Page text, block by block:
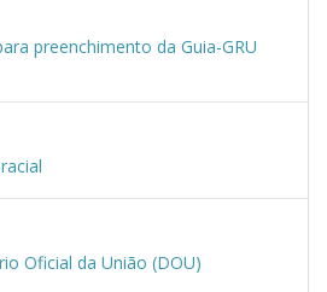
preenchimento da Guia-GRU
Oficial da União (DOU)